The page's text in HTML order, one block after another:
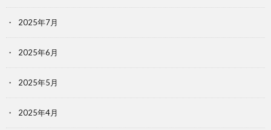
2025年7月
2025年6月
2025年5月
2025年4月